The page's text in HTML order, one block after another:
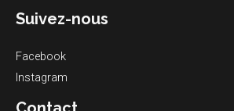
Suivez-nous
Facebook
Instagram